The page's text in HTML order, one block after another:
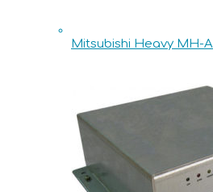
Mitsubishi Heavy MH-